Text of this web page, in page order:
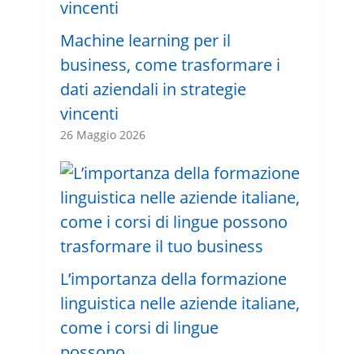
Machine learning per il
business, come trasformare i
dati aziendali in strategie
vincenti
26 Maggio 2026
L’importanza della formazione
linguistica nelle aziende italiane,
come i corsi di lingue